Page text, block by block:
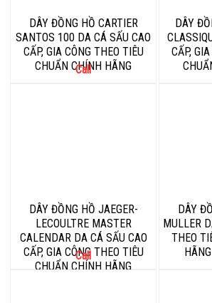
DÂY ĐỒNG HỒ CARTIER
SANTOS 100 DA CÁ SẤU CAO
CẤP, GIA CÔNG THEO TIÊU
CHUẨN CHÍNH HÃNG
Call
DÂY
CẤP,
DÂY ĐỒNG HỒ JAEGER-
LECOULTRE MASTER
CALENDAR DA CÁ SẤU CAO
CẤP, GIA CÔNG THEO TIÊU
CHUẨN CHÍNH HÃNG
Call
DÂY
MULLER
THEO